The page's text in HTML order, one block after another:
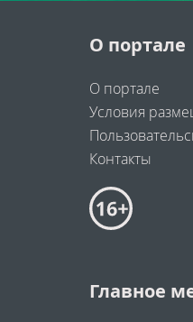
О портале
О портале
Условия
Контакты
Главное